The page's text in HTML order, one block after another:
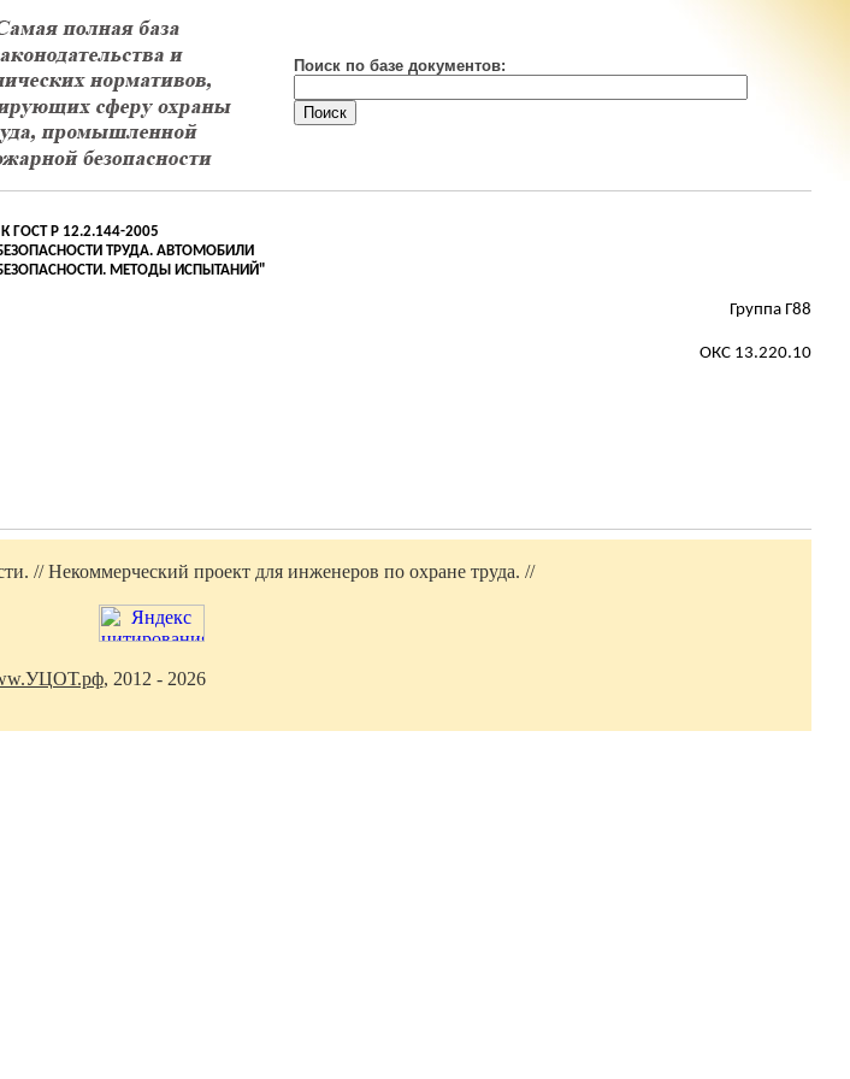
Поиск по базе документов:
ГОСТ Р12.2.144-2005
ТРУДА. АВТОМОБИЛИ
МЕТОДЫ ИСПЫТАНИЙ"
Группа Г88
ОКС 13.220.10
// Некоммерческий проект для инженеров по охране труда. //
, 2012 - 2026